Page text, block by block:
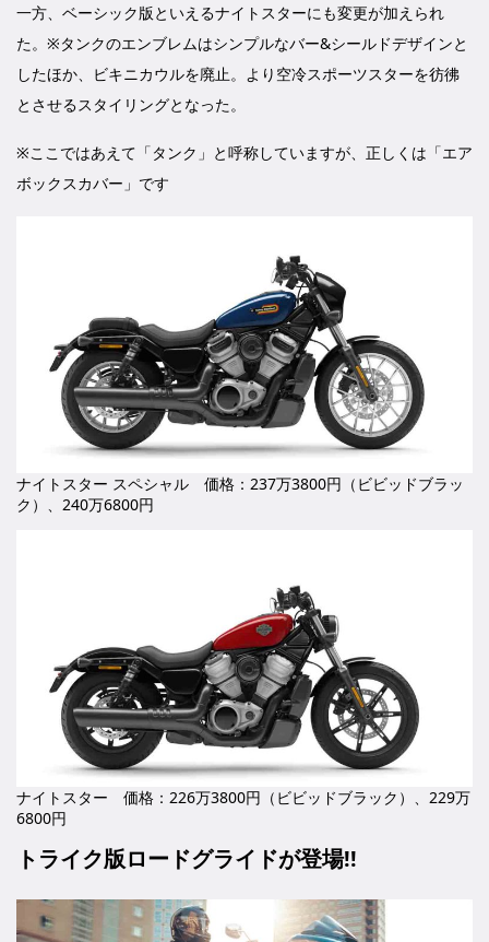
一方、ベーシック版といえるナイトスターにも変更が加えられ
た。※タンクのエンブレムはシンプルなバー&シールドデザインと
したほか、ビキニカウルを廃止。より空冷スポーツスターを彷彿
とさせるスタイリングとなった。
※ここではあえて「タンク」と呼称していますが、正しくは「エア
ボックスカバー」です
ナイトスター スペシャル 価格：237万3800円（ビビッドブラッ
ク）、240万6800円
ナイトスター 価格：226万3800円（ビビッドブラック）、229万
6800円
トライク版ロードグライドが登場!!